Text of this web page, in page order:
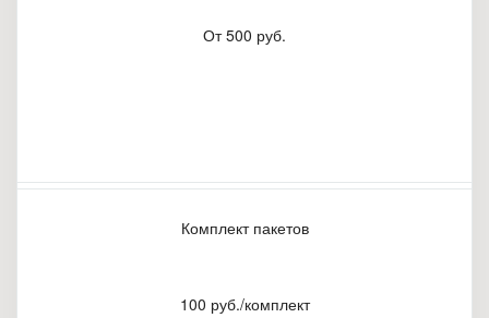
От 500 руб.
Комплект пакетов
100 руб./комплект